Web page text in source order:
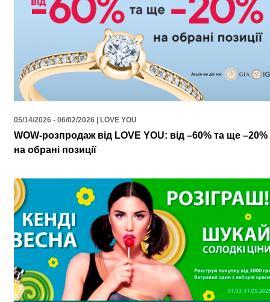
05/14/2026 - 06/02/2026 | LOVE YOU
WOW-розпродаж від LOVE YOU: від –60% та ще –20%
на обрані позиції